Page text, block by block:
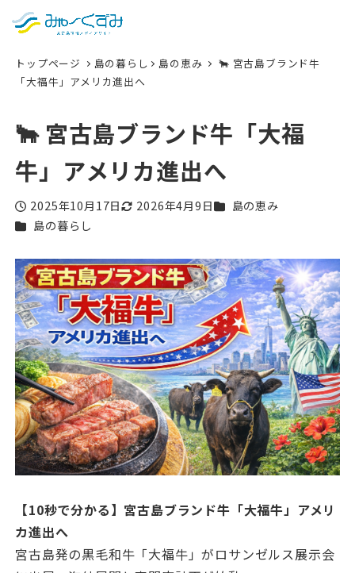
한국어
検索
トップページ 島の暮らし 島の恵み
🐂 宮古島ブランド牛
「大福牛」アメリカ進出へ
🐂 宮古島ブランド牛「大福
牛」アメリカ進出へ
投稿日
2025年10月17日
更新日
2026年4月9日カテゴリー
島の恵み
カテゴリー
島の暮らし
【10秒で分かる】宮古島ブランド牛「大福牛」アメリ
カ進出へ
宮古島発の黒毛和牛「大福牛」がロサンゼルス展示会